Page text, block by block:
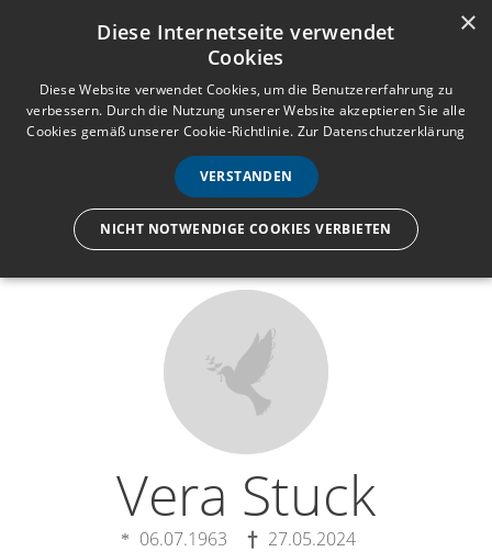
Anmelden Registrieren
e
n
ü
Wir lassen nur die Hand los,
Vera Stuck
06.07.1963 27.05.2024
×
Diese Internetseite verwendet
Cookies
Diese Website verwendet Cookies, um die Benutzererfahrung zu
verbessern. Durch die Nutzung unserer Website akzeptieren Sie alle
Cookies gemäß unserer Cookie-Richtlinie. Zur Datenschutzerklärung
VERSTANDEN
NICHT NOTWENDIGE COOKIES VERBIETEN